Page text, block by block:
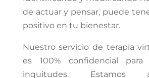
de actuar y pensar, puede
positivo en tu bienestar.
Nuestro servicio de terapia
es 100% confidencial
inquitudes. Estamos